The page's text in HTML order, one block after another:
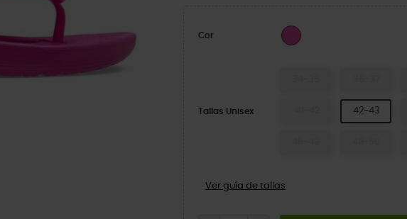
Cor Suco
Tallas Unisex 42-43
Ver guía de tallas